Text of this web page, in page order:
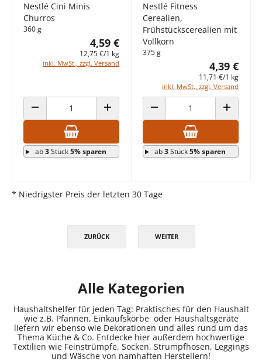
Nestlé Cini Minis
Churros
360 g
4,59 €
12,75 €/1 kg
inkl. MwSt., zzgl. Versand
ANZAHL VERRINGERN ANZAHL ERHÖHEN
ab3Stück5% sparen
Nestlé Fitness
Cerealien,
Frühstückscerealien mit
Vollkorn
375 g
4,39 €
11,71 €/1 kg
inkl. MwSt., zzgl. Versand
ANZAHL VERRINGERN ANZAHL
ab3Stück5% sparen
* Niedrigster Preis der letzten 30 Tage
ZURÜCK WEITER
Alle Kategorien
Haushaltshelfer für jeden Tag: Praktisches für den Haushalt
wie z.B. Pfannen, Einkaufskörbe oder Haushaltsgeräte
liefern wir ebenso wie Dekorationen und alles rund um das
Thema Küche & Co. Entdecke hier außerdem hochwertige
Textilien wie Feinstrümpfe, Socken, Strumpfhosen, Leggings
und Wäsche von namhaften Herstellern!